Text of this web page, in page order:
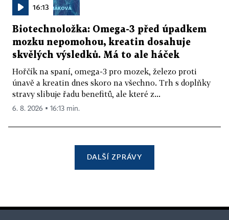
16:13
Biotechnoložka: Omega-3 před úpadkem
mozku nepomohou, kreatin dosahuje
skvělých výsledků. Má to ale háček
Hořčík na spaní, omega-3 pro mozek, železo proti
únavě a kreatin dnes skoro na všechno. Trh s doplňky
stravy slibuje řadu benefitů, ale které z...
6. 8. 2026 ▪ 16:13 min.
DALŠÍ ZPRÁVY